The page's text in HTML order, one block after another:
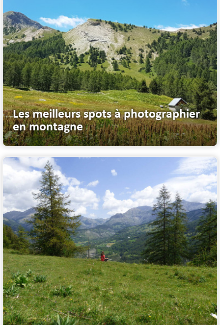
Les meilleurs spots à photographier
en montagne
Nous avons choisi pour vous des sites, parfois méconnus mais toujours ...